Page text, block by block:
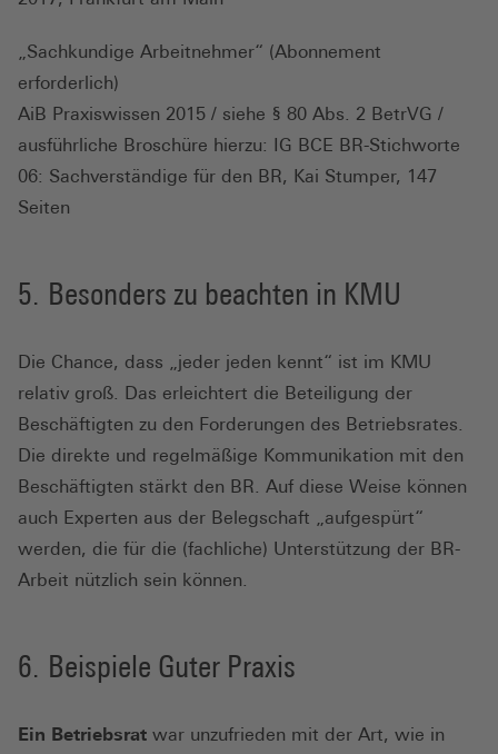
„Sachkundige Arbeitnehmer“ (Abonnement
erforderlich)
AiB Praxiswissen 2015 / siehe § 80 Abs. 2 BetrVG /
ausführliche Broschüre hierzu: IG BCE BR-Stichworte
06: Sachverständige für den BR, Kai Stumper, 147
Seiten
Besonders zu beachten in KMU
Die Chance, dass „jeder jeden kennt“ ist im KMU
relativ groß. Das erleichtert die Beteiligung der
Beschäftigten zu den Forderungen des Betriebsrates.
Die direkte und regelmäßige Kommunikation mit den
Beschäftigten stärkt den BR. Auf diese Weise können
auch Experten aus der Belegschaft „aufgespürt“
werden, die für die (fachliche) Unterstützung der BR-
Arbeit nützlich sein können.
Beispiele Guter Praxis
Ein Betriebsrat war unzufrieden mit der Art, wie in